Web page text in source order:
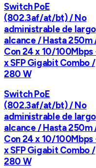
Switch PoE
(802.3af/at/bt) / No
administrable de largo
alcance / Hasta 250m
Con 24 x 10/100Mbps
x SFP Gigabit Combo /
280 W
Switch PoE
(802.3af/at/bt) / No
administrable de largo
alcance / Hasta 250m
Con 24 x 10/100Mbps
x SFP Gigabit Combo /
280 W